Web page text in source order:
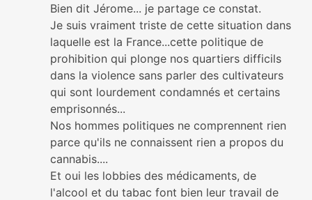
Bien dit Jérome... je partage ce constat.
Je suis vraiment triste de cette situation dans
laquelle est la France...cette politique de
prohibition qui plonge nos quartiers difficils
dans la violence sans parler des cultivateurs
qui sont lourdement condamnés et certains
emprisonnés...
Nos hommes politiques ne comprennent rien
parce qu'ils ne connaissent rien a propos du
cannabis....
Et oui les lobbies des médicaments, de
l'alcool et du tabac font bien leur travail de